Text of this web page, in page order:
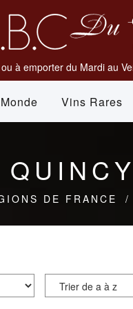
à emporter du Mardi au
Vins Rares
QUINCY
DE FRANCE /